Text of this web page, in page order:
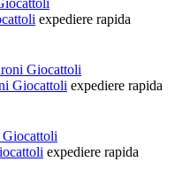
expediere rapida
Giocattoli expediere rapida
expediere rapida